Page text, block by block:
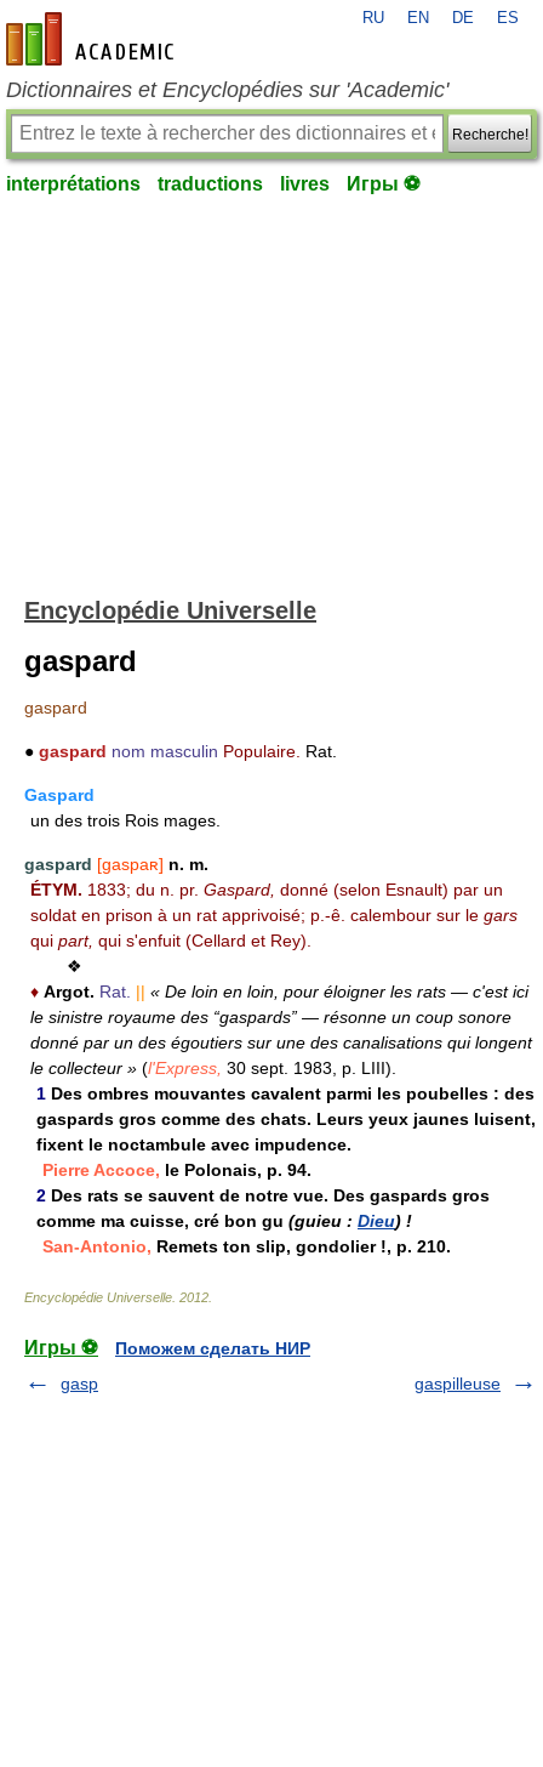
fr-academic.com
RU EN DE ES
Dictionnaires et Encyclopédies sur 'Academic'
Recherche!
interprétations traductions livres Игры ⚽
Encyclopédie Universelle
gaspard
gaspard
● gaspard nom masculin Populaire. Rat.
Gaspard
un des trois Rois mages.
gaspard [gaspaʀ] n. m.
ÉTYM. 1833; du n. pr. Gaspard, donné (selon Esnault) par un
soldat en prison à un rat apprivoisé; p.-ê. calembour sur le gars
qui part, qui s'enfuit (Cellard et Rey).
❖
♦ Argot. Rat. || « De loin en loin, pour éloigner les rats — c'est ici
le sinistre royaume des “gaspards” — résonne un coup sonore
donné par un des égoutiers sur une des canalisations qui longent
le collecteur » (l'Express, 30 sept. 1983, p. LIII).
1 Des ombres mouvantes cavalent parmi les poubelles : des
gaspards gros comme des chats. Leurs yeux jaunes luisent,
fixent le noctambule avec impudence.
Pierre Accoce, le Polonais, p. 94.
2 Des rats se sauvent de notre vue. Des gaspards gros
comme ma cuisse, cré bon gu (guieu : Dieu) !
San-Antonio, Remets ton slip, gondolier !, p. 210.
Encyclopédie Universelle 2012
Игры ⚽
Поможем сделать НИР
gasp
gaspilleuse